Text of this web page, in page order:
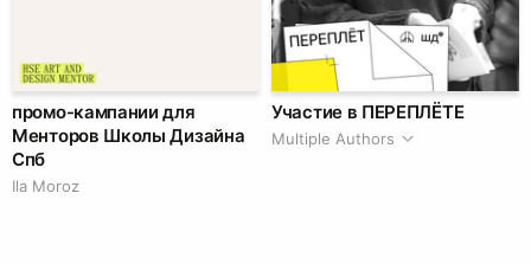
промо-кампании для
Менторов Школы Дизайна
Спб
Ila Moroz
Участие в ПЕРЕПЛЁТЕ
Multiple Authors